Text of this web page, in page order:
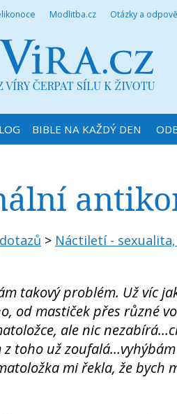
Modlitba.cz Otázky a
BIBLE NA KAŽDÝ DEN
> Náctiletí -
takový problém. Už víc
od mastiček přes různé
ale nic
toho už
mi řekla, že